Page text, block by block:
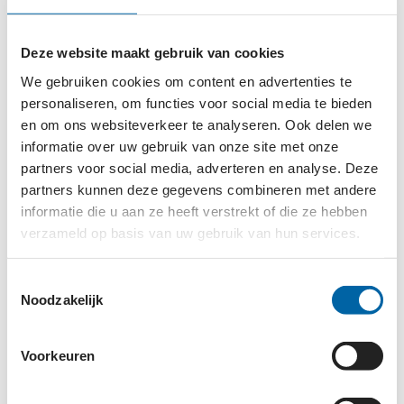
Deze website maakt gebruik van cookies
We gebruiken cookies om content en advertenties te
personaliseren, om functies voor social media te bieden
en om ons websiteverkeer te analyseren. Ook delen we
informatie over uw gebruik van onze site met onze
partners voor social media, adverteren en analyse. Deze
partners kunnen deze gegevens combineren met andere
informatie die u aan ze heeft verstrekt of die ze hebben
verzameld op basis van uw gebruik van hun services.
Noodzakelijk
Voorkeuren
was het voor veel mensen al moeilijk om aan
voldoende voedsel te komen vóór de aardbeving.
Daarna is de situatie verder verslechterd, onder
andere door een torenhoge inflatie. De
hulporganisaties hebben grootschalig ingezet op het
uitdelen van voedsel, in de vorm van maaltijden,
voedselpakketten en diverse cash-projecten. In
Turkije was onder andere een groot waterprobleem
duizenden mensen in de regio weer van schoon
activiteiten in beide landen. “Door het extreme
winterweer hebben we momenteel extra hulp